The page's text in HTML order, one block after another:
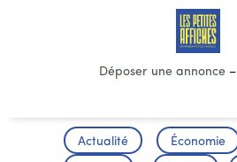
Déposer une annonce–
Actualité Économie